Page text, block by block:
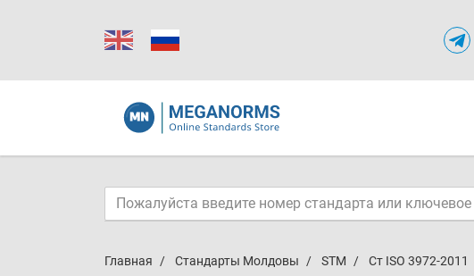
Главная Стандарты Молдовы STM Ст ISO 3972-2011